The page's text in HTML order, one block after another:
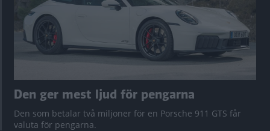
Den ger mest ljud för pengarna
Den som betalar två miljoner för en Porsche 911 GTS får
valuta för pengarna.